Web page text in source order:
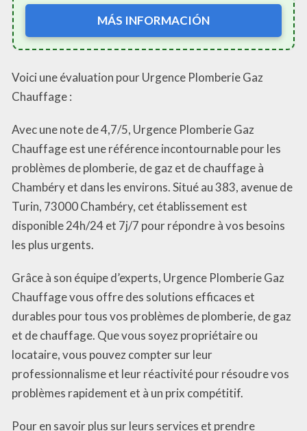
MÁS INFORMACIÓN
Voici une évaluation pour Urgence Plomberie Gaz
Chauffage :
Avec une note de 4,7/5, Urgence Plomberie Gaz
Chauffage est une référence incontournable pour les
problèmes de plomberie, de gaz et de chauffage à
Chambéry et dans les environs. Situé au 383, avenue de
Turin, 73000 Chambéry, cet établissement est
disponible 24h/24 et 7j/7 pour répondre à vos besoins
les plus urgents.
Grâce à son équipe d’experts, Urgence Plomberie Gaz
Chauffage vous offre des solutions efficaces et
durables pour tous vos problèmes de plomberie, de gaz
et de chauffage. Que vous soyez propriétaire ou
locataire, vous pouvez compter sur leur
professionnalisme et leur réactivité pour résoudre vos
problèmes rapidement et à un prix compétitif.
Pour en savoir plus sur leurs services et prendre